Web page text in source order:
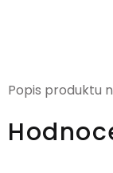
Popis produktu